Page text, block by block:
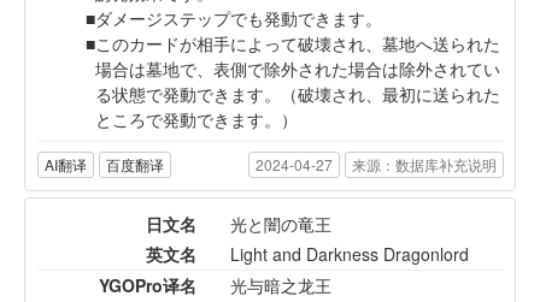
ダメージステップでも発動できます。
このカードが相手によって破壊され、墓地へ送られた
場合は墓地で、表側で除外された場合は除外されてい
る状態で発動できます。（破壊され、最初に送られた
ところで発動できます。）
AI翻译 百度翻译 2024-04-27 来源：数据库补充说明
日文名
光と闇の竜王
英文名
Light and Darkness Dragonlord
YGOPro译名
光与暗之龙王